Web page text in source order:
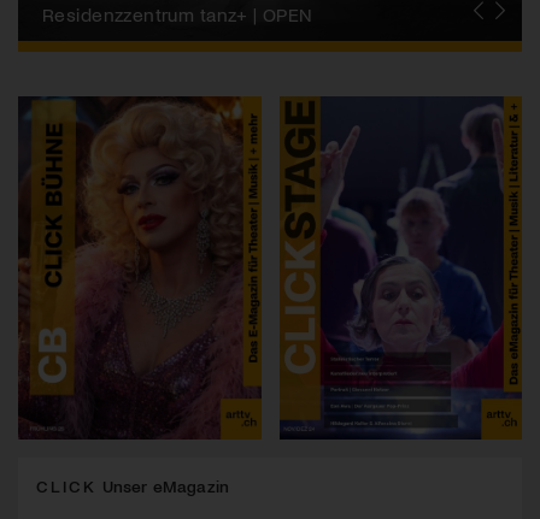
Migros-Kulturprozent | Tanzfestival Steps
Residenzzentrum tanz+ | OPEN
Tanzszene Schweiz
CLICK Unser eMagazin